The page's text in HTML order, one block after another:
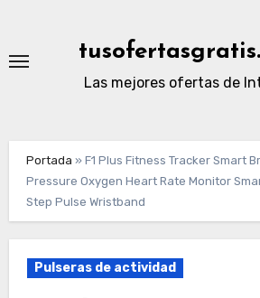
contenido
Las mejores ofertas de
Portada »F1 Plus Fitness Tracker Smart
Pressure Oxygen Heart Rate Monitor
Step Pulse Wristband
Pulseras de actividad